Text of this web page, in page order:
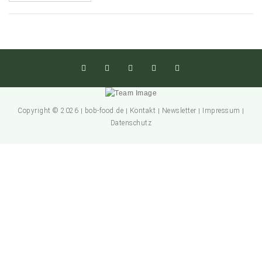
Copyright © 2026 | bob-food.de | Kontakt | Newsletter | Impressum |
Datenschutz